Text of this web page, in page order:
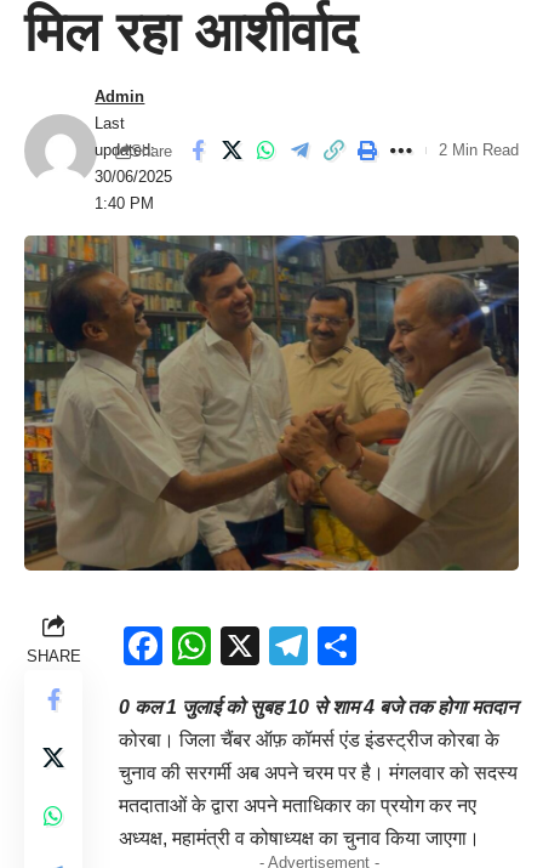
मिल रहा आशीर्वाद
Last
updated:
30/06/2025
1:40 PM
Admin
Share 2 Min Read
SHARE Facebook
WhatsApp
X Telegram
0 कल 1 जुलाई को सुबह 10 से शाम 4 बजे तक होगा मतदान
कोरबा। जिला चैंबर ऑफ़ कॉमर्स एंड इंडस्ट्रीज कोरबा के
चुनाव की सरगर्मी अब अपने चरम पर है। मंगलवार को सदस्य
मतदाताओं के द्वारा अपने मताधिकार का प्रयोग कर नए
अध्यक्ष, महामंत्री व कोषाध्यक्ष का चुनाव किया जाएगा।
- Advertisement -